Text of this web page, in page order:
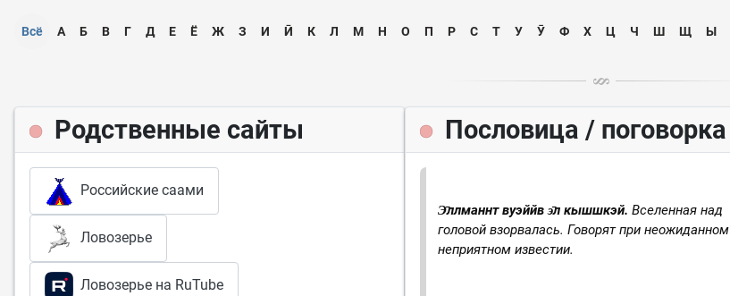
Всё А Б В Г Д Е Ё Ж З И Ӣ К Л М Н О П Р С Т У Ӯ Ф Х Ц Ч Ш Щ Ы
Родственные сайты
Российские саами
Ловозерье
Ловозерье на RuTube
Пословица / поговорка
Э̄ллманнт вуэййв э̄л кышшкэй. Вселенная над
головой взорвалась.Говорят при неожиданном
неприятном известии.